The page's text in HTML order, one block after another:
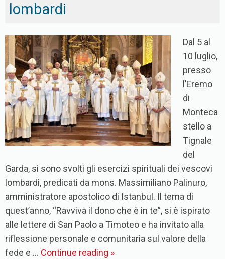
lombardi
Dal 5 al
10 luglio,
presso
l’Eremo
di
Monteca
stello a
Tignale
del
Garda, si sono svolti gli esercizi spirituali dei vescovi
lombardi, predicati da mons. Massimiliano Palinuro,
amministratore apostolico di Istanbul. Il tema di
quest’anno, “Ravviva il dono che è in te”, si è ispirato
alle lettere di San Paolo a Timoteo e ha invitato alla
riflessione personale e comunitaria sul valore della
fede e … Continue reading »